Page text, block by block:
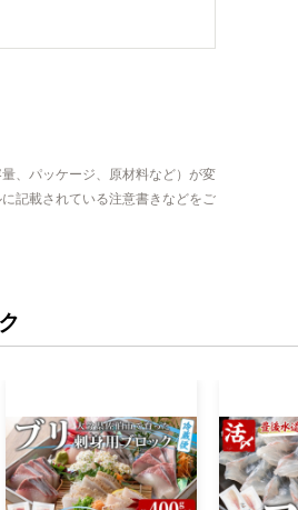
、パッケージ、原材料など）が変
記載されている注意書きなどをご